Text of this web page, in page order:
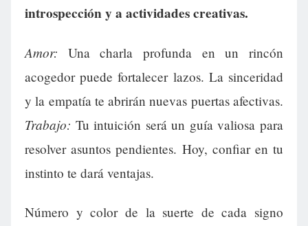
introspección y a actividades creativas.
Amor: Una charla profunda en un rincón
acogedor puede fortalecer lazos. La sinceridad
y la empatía te abrirán nuevas puertas afectivas.
Trabajo: Tu intuición será un guía valiosa para
resolver asuntos pendientes. Hoy, confiar en tu
instinto te dará ventajas.
Número y color de la suerte de cada signo